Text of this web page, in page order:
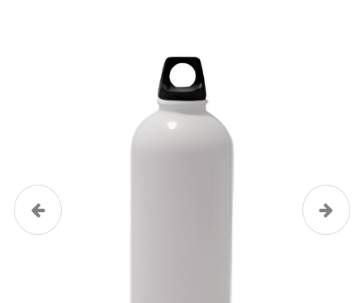
Anterior